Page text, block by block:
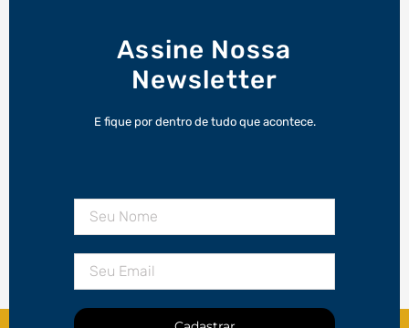
Assine Nossa
Newsletter
E fique por dentro de tudo que acontece.